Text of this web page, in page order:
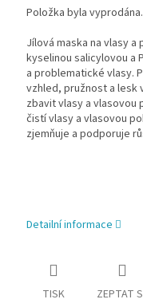
Položka byla
Jílová maska na vlasy
kyselinou salicylovou a
a problematické vlasy.
vzhled, pružnost a lesk
zbavit vlasy a vlasovou
čistí vlasy a vlasovou
zjemňuje a podporuje
Detailní informace
TISK ZEPTAT